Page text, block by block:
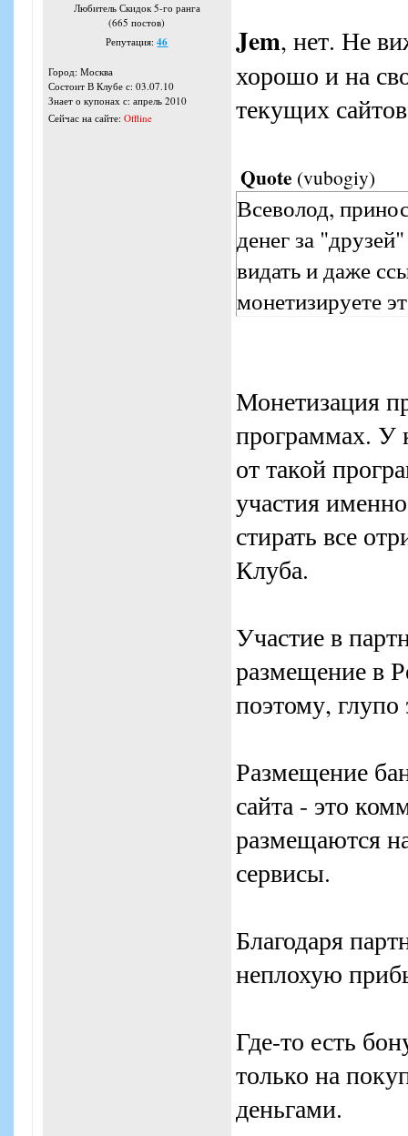
Любитель Скидок 5-го ранга
(665 постов)
Репутация:46
Город: Москва
Состоит В Клубе с: 03.07.10
Знает о купонах с: апрель 2010
Сейчас на сайте: Offline
Jem, нет. Не
хорошо и на
текущих
Quote (vubogiy)
Всеволод,
денег за
видать и даже
монетизируете
Монетизация
программах. У
от такой
участия
стирать все
Клуба.
Участие в
размещение в
поэтому, глупо
Размещение
сайта - это
размещаются
сервисы.
Благодаря
неплохую
Где-то есть
только на
деньгами.